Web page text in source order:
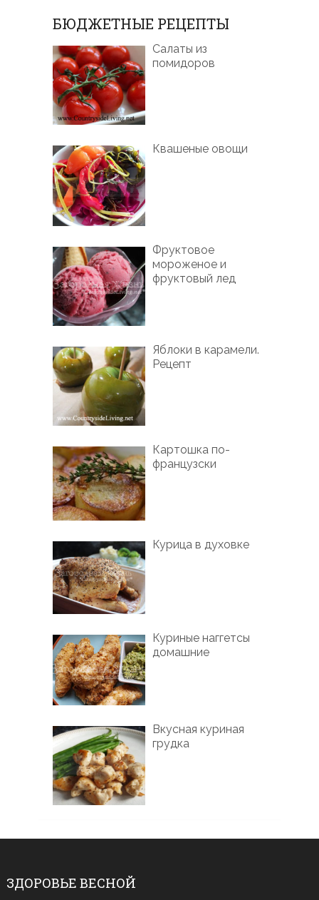
БЮДЖЕТНЫЕ РЕЦЕПТЫ
Салаты из
помидоров
Квашеные овощи
Фруктовое
мороженое и
фруктовый лед
Яблоки в карамели.
Рецепт
Картошка по-
французски
Курица в духовке
Куриные наггетсы
домашние
Вкусная куриная
грудка
ЗДОРОВЬЕ ВЕСНОЙ